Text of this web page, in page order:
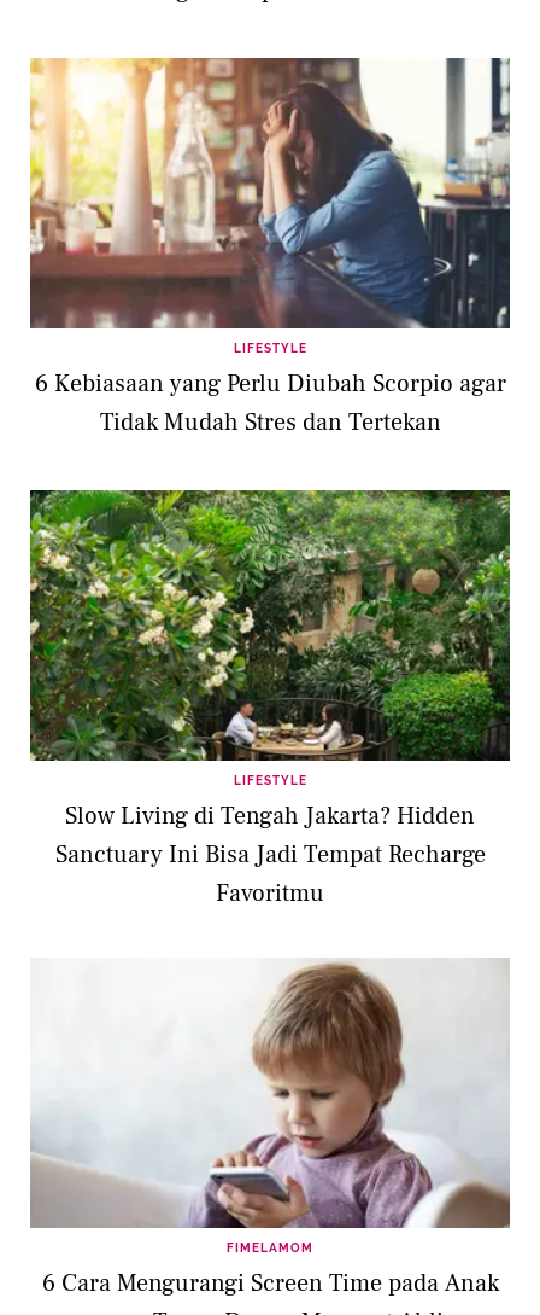
LIFESTYLE
6 Kebiasaan yang Perlu Diubah Scorpio agar
Tidak Mudah Stres dan Tertekan
LIFESTYLE
Slow Living di Tengah Jakarta? Hidden
Sanctuary Ini Bisa Jadi Tempat Recharge
Favoritmu
FIMELAMOM
6 Cara Mengurangi Screen Time pada Anak